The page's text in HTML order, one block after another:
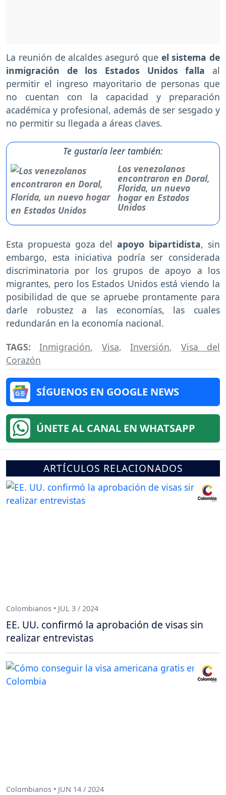
La reunión de alcaldes aseguró que el sistema de
inmigración de los Estados Unidos falla al
permitir el ingreso mayoritario de personas que
no cuentan con la capacidad y preparación
académica y profesional, además de ser sesgado y
no permitir su llegada a áreas claves.
Te gustaría leer también:
Los venezolanos
encontraron en Doral,
Florida, un nuevo
hogar en Estados
Unidos
Esta propuesta goza del apoyo bipartidista, sin
embargo, esta iniciativa podría ser considerada
discriminatoria por los grupos de apoyo a los
migrantes, pero los Estados Unidos está viendo la
posibilidad de que se apruebe prontamente para
darle robustez a las economías, las cuales
redundarán en la economía nacional.
TAGS:Inmigración, Visa,Inversión, Visa del
Corazón
SÍGUENOS EN GOOGLE NEWS
ÚNETE AL CANAL EN WHATSAPP
ARTÍCULOS RELACIONADOS
Colombianos • JUL 3 / 2024
EE. UU. confirmó la aprobación de visas sin
realizar entrevistas
Colombianos • JUN 14 / 2024